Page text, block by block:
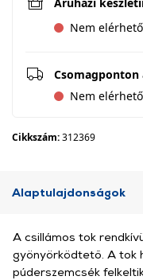
Nem elérhető
Nem elérhető
Cikkszám:312369
Alaptulajdonságok
A csillámos tok
gyönyörködtető. A tok
púderszemcsék